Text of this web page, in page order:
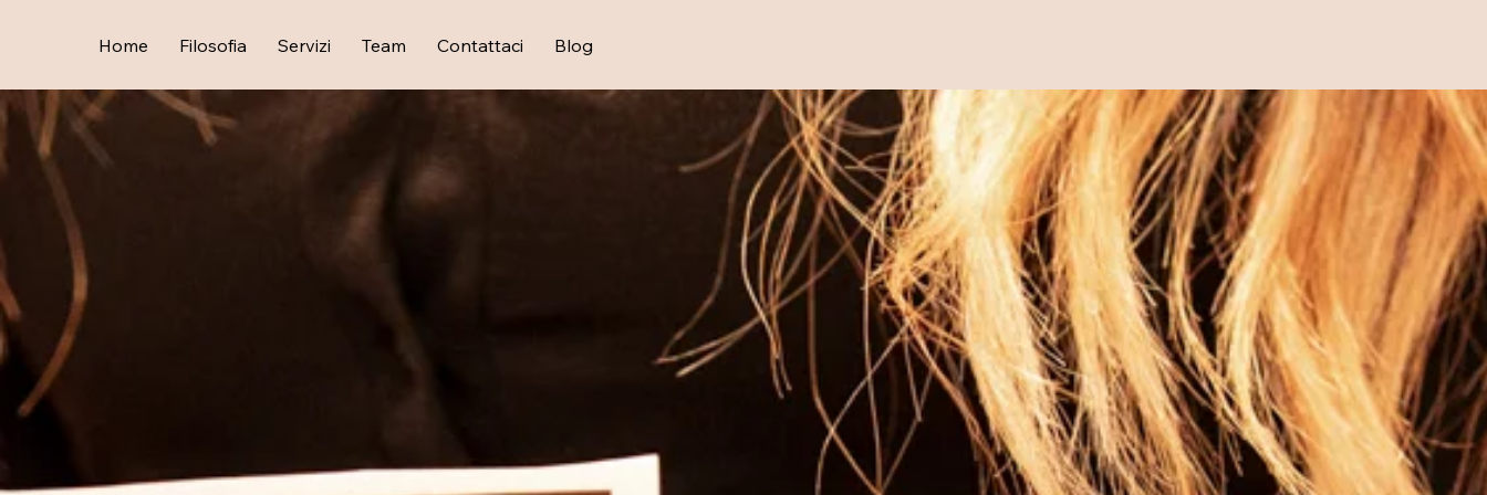
Home Filosofia Servizi Team Contattaci Blog